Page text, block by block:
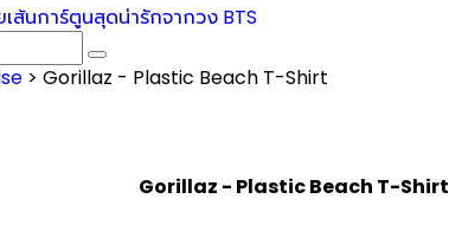
เส้นการ์ตูนสุดน่ารักจากวง BTS
> Gorillaz - Plastic Beach T-Shirt
Gorillaz - Plastic Beach T-Shirt